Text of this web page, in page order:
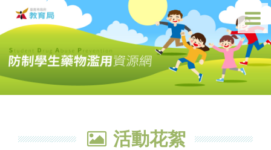
活動花絮